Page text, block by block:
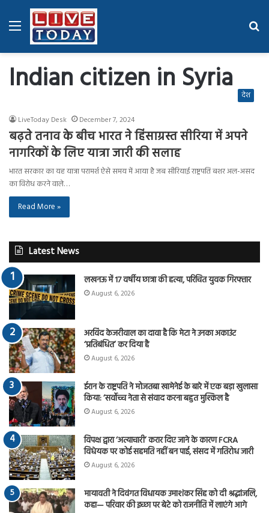
Menu
Indian citizen in Syria देश
LiveToday Desk December 7, 2024
बढ़ते तनाव के बीच भारत ने हिंसाग्रस्त सीरिया में अपने
नागरिकों के लिए यात्रा जारी की सलाह
भारत सरकार का यह यात्रा परामर्श ऐसे समय में आया है जब सीरियाई राष्ट्रपति बशर अल-असद
का विरोध करने वाले…
Read More »
Latest News
लखनऊ में 17 वर्षीय छात्रा की हत्या, परिचित युवक गिरफ्तार
August 6, 2026
अरविंद केजरीवाल का दावा है कि मेटा ने उनका अकाउंट
‘प्रतिबंधित’ कर दिया है
August 6, 2026
ईरान के राष्ट्रपति ने मोजतबा खामेनेई के बारे में एक बड़ा खुलासा
किया: ‘सर्वोच्च नेता से संवाद करना बहुत मुश्किल है
August 6, 2026
विपक्ष द्वारा ‘अत्याचारी’ करार दिए जाने के कारण FCRA
विधेयक पर कोई सहमति नहीं बन पाई, संसद में गतिरोध जारी
August 6, 2026
मायावती ने दिवंगत विधायक उमाशंकर सिंह को दी श्रद्धांजलि,
कहा— परिवार की इच्छा पर बेटे को राजनीति में लाएंगे आगे